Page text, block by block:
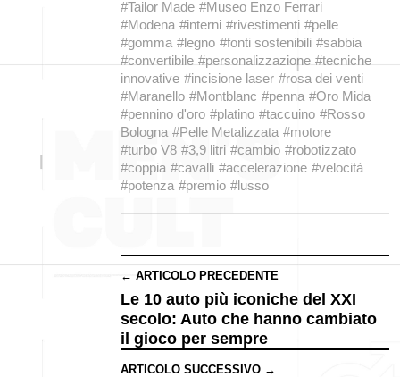
#Tailor Made #Museo Enzo Ferrari
#Modena #interni #rivestimenti #pelle
#gomma #legno #fonti sostenibili #sabbia
#convertibile #personalizzazione #tecniche
innovative #incisione laser #rosa dei venti
#Maranello #Montblanc #penna #Oro Mida
#pennino d'oro #platino #taccuino #Rosso
Bologna #Pelle Metalizzata #motore
#turbo V8 #3,9 litri #cambio #robotizzato
#coppia #cavalli #accelerazione #velocità
#potenza #premio #lusso
← ARTICOLO PRECEDENTE
Le 10 auto più iconiche del XXI
secolo: Auto che hanno cambiato
il gioco per sempre
ARTICOLO SUCCESSIVO →